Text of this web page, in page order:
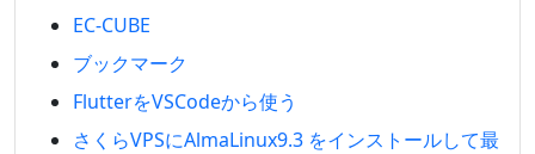
EC-CUBE
ブックマーク
FlutterをVSCodeから使う
さくらVPSにAlmaLinux9.3 をインストールして最